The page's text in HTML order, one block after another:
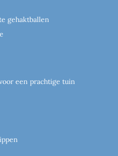
gehaktballen
een prachtige tuin